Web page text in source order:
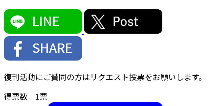
復刊活動にご賛同の方はリクエスト投票をお願いします。
得票数 1票